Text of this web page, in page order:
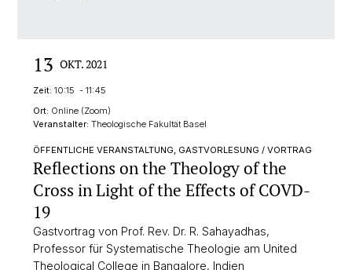
13 OKT. 2021
Zeit: 10:15 - 11:45
Ort: Online (Zoom)
Veranstalter: Theologische Fakultät Basel
ÖFFENTLICHE VERANSTALTUNG, GASTVORLESUNG / VORTRAG
Reflections on the Theology of the
Cross in Light of the Effects of COVD-
19
Gastvortrag von Prof. Rev. Dr. R. Sahayadhas,
Professor für Systematische Theologie am United
Theological College in Bangalore, Indien